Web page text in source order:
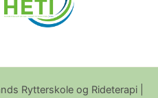
Rytterskole og Rideterapi |